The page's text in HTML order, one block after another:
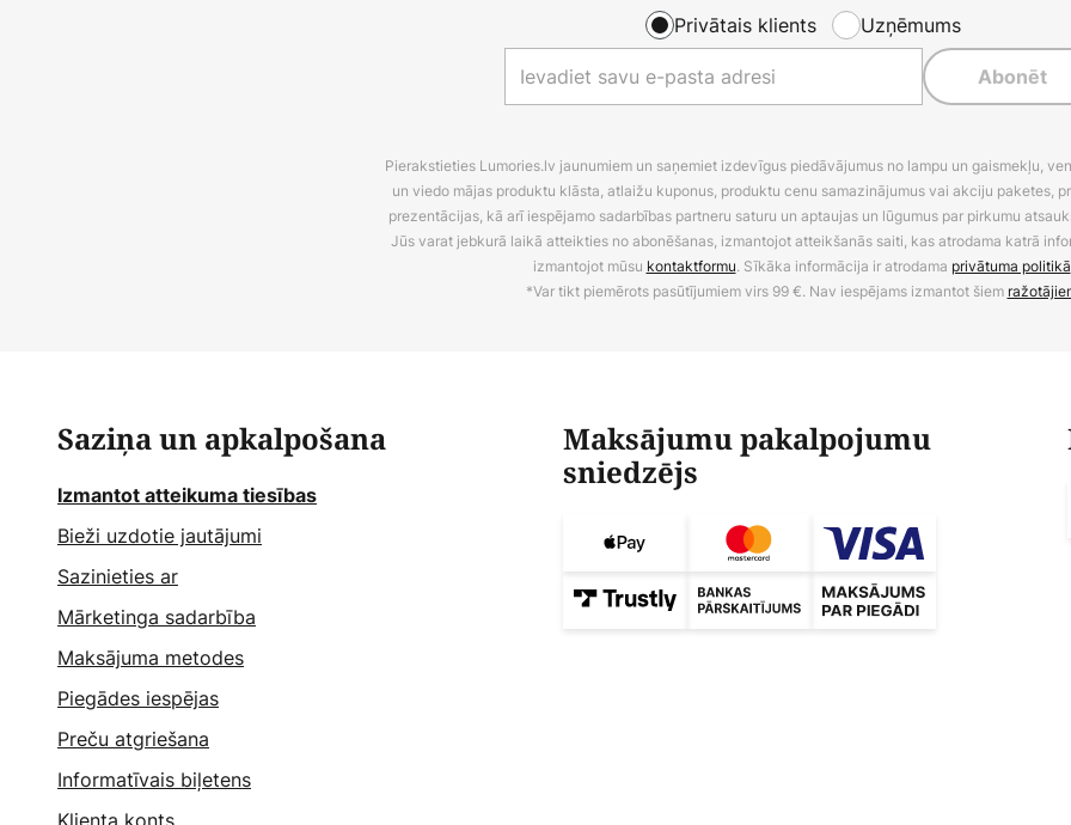
Privātais klients Uzņēmums
Abonēt
Pierakstieties Lumories.lv jaunumiem un saņemiet izdevīgus piedāvājumus no lampu un gaismekļu,
un viedo mājas produktu klāsta, atlaižu kuponus, produktu cenu samazinājumus vai akciju paketes,
prezentācijas, kā arī iespējamo sadarbības partneru saturu un aptaujas un lūgumus par pirkumu
Jūs varat jebkurā laikā atteikties no abonēšanas, izmantojot atteikšanās saiti, kas atrodama katrā
izmantojot mūsu kontaktformu. Sīkāka informācija ir atrodama privātuma politikā
*Var tikt piemērots pasūtījumiem virs 99 €. Nav iespējams izmantot šiem
Saziņa un apkalpošana
Izmantot atteikuma tiesības
Bieži uzdotie jautājumi
Sazinieties ar
Mārketinga sadarbība
Maksājuma metodes
Piegādes iespējas
Preču atgriešana
Informatīvais biļetens
Maksājumu pakalpojumu
sniedzējs